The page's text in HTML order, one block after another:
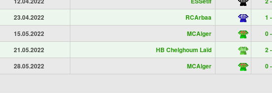
23.04.2022 RCArbaa 1
15.05.2022 MCAlger 0
21.05.2022 HB Chelghoum Laïd 2
28.05.2022 MCAlger 0